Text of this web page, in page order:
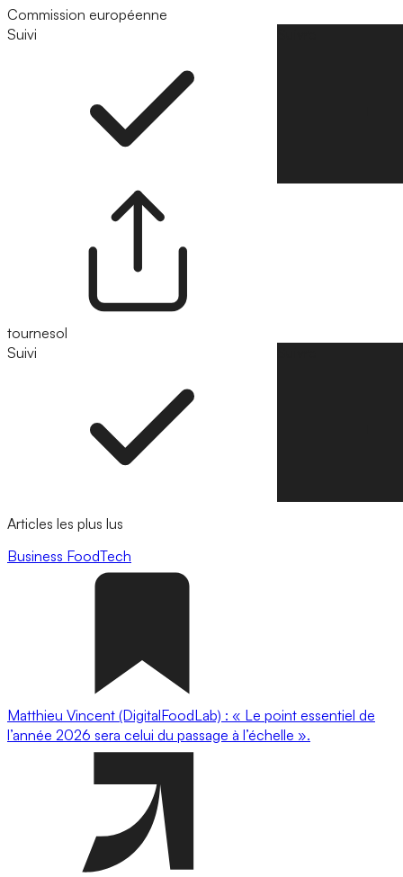
Commission européenne
Suivi
tournesol
Suivi
Articles les plus lus
Business FoodTech
Matthieu Vincent (DigitalFoodLab) : « Le point essentiel de
l’année 2026 sera celui du passage à l’échelle ».